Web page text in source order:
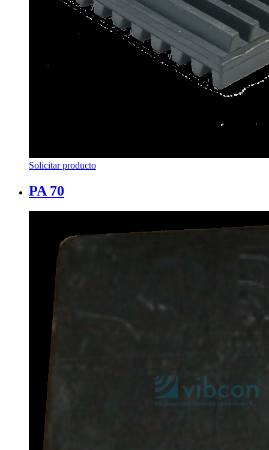
Solicitar producto
PA 70